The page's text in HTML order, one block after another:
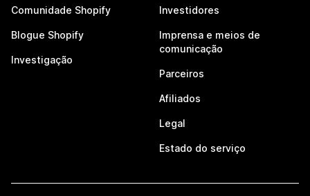
Comunidade Shopify
Blogue Shopify
Investigação
Investidores
Imprensa e meios de
comunicação
Parceiros
Afiliados
Legal
Estado do serviço